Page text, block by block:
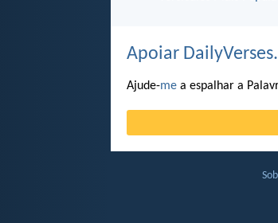
Apoiar
Ajude-me a espalhar a